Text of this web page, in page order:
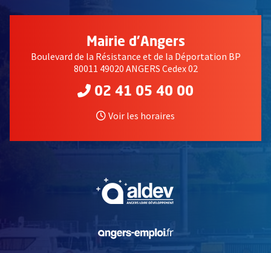
Mairie d'Angers
Boulevard de la Résistance et de la Déportation BP
80011 49020 ANGERS Cedex 02
02 41 05 40 00
Voir les horaires